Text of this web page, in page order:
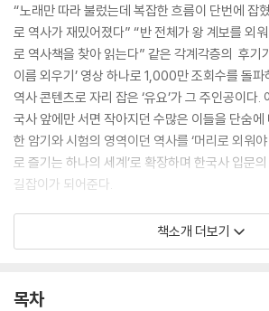
“노래만 따라 불렀는데 복잡한 흐름이 단번에 잡
로 역사가 재밌어졌다” “반 전체가 왕 계보를 외
로 역사책을 찾아 읽는다” 같은 각계각층의 후기
이름 외우기’ 영상 하나로 1,000만 조회수를 돌파
역사 콘텐츠로 자리 잡은 ‘유요’가 그 주인공이다.
국사 앞에만 서면 작아지던 수많은 이들을 단숨
한 암기와 시험의 영역이던 역사를 ‘머리로 외워야
로 즐기는 하나의 세계’로 확장하며 한국사 입문
길잡이가 되어준다.
그 콘텐츠가 드디어 《만화로 보는 5분 한국사》로
림들은 만화로 되살아나 재미와 몰입감을 더해주
깊게 채워준다. 고려부터 근현대까지 한국사의 명
책소개 더보기
목차